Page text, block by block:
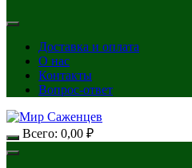
Доставка и оплата
О нас
Контакты
Вопрос-ответ
Всего: 0,00 ₽